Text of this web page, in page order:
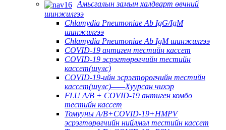
Амьсгалын замын халдварт өвчний
шинжилгээ
Chlamydia Pneumoniae Ab IgG/IgM
шинжилгээ
Chlamydia Pneumoniae Ab IgM шинжилгээ
COVID-19 антиген тестийн кассет
COVID-19 эсрэгтөрөгчийн тестийн
кассет(шүлс)
COVID-19-ийн эсрэгтөрөгчийн тестийн
кассет(шүлс)——Хуурсан чихэр
FLU A/B + COVID-19 антиген комбо
тестийн кассет
Томууны A/B+COVID-19+HMPV
эсрэгтөрөгчийн нийлмэл тестийн кассет